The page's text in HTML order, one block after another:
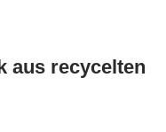
aus recycelten